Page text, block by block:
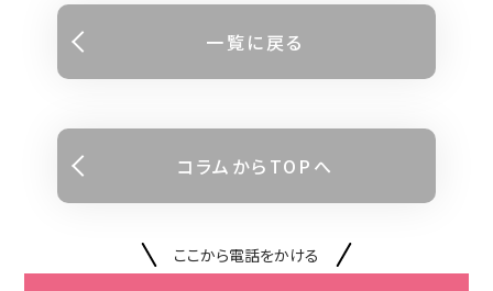
⼀覧に戻る
コラムからTOPへ
ここから電話をかける